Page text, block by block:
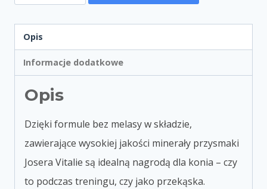
Opis
Informacje dodatkowe
Opis
Dzięki formule bez melasy w składzie,
zawierające wysokiej jakości minerały przysmaki
Josera Vitalie są idealną nagrodą dla konia – czy
to podczas treningu, czy jako przekąska.